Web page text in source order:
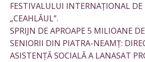
FESTIVALULUI INTERNAȚIONAL DE
„CEAHLĂUL”.
SPRIJN DE APROAPE 5 MILIOANE
SENIORII DIN PIATRA-NEAMȚ:
ASISTENȚĂ SOCIALĂ A LANASAT